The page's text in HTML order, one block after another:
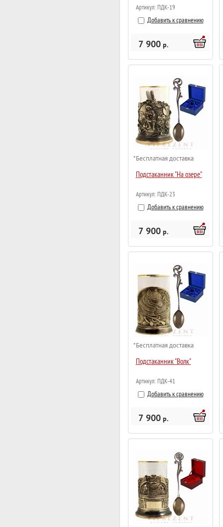
Артикул: ПДК-19
Добавить к сравнению
7 900р.
*Бесплатная доставка
Подстаканник "На озере"
Артикул: ПДК-23
Добавить к сравнению
7 900р.
*Бесплатная доставка
Подстаканник "Волк"
Артикул: ПДК-41
Добавить к сравнению
7 900р.